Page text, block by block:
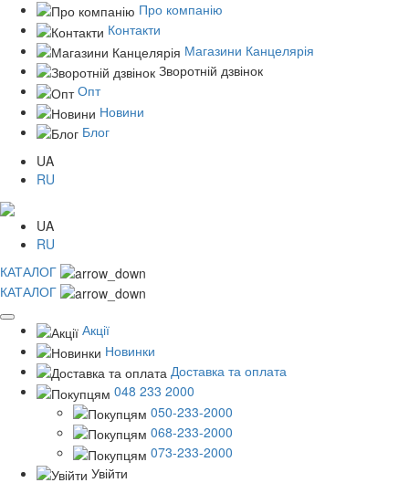
Про компанію
Контакти
Магазини Канцелярія
Зворотній дзвінок
Опт
Новини
Блог
UA
RU
UA
RU
КАТАЛОГ
КАТАЛОГ
Акції
Новинки
Доставка та оплата
048 233 2000
050-233-2000
068-233-2000
073-233-2000
Увійти